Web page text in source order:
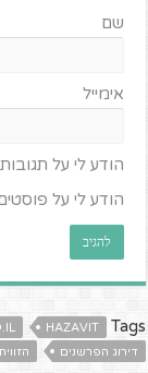
שם
אימייל
הודע לי על
הודע לי על
Tags
HAZAVIT
דירוג הפרשנים
הזווית